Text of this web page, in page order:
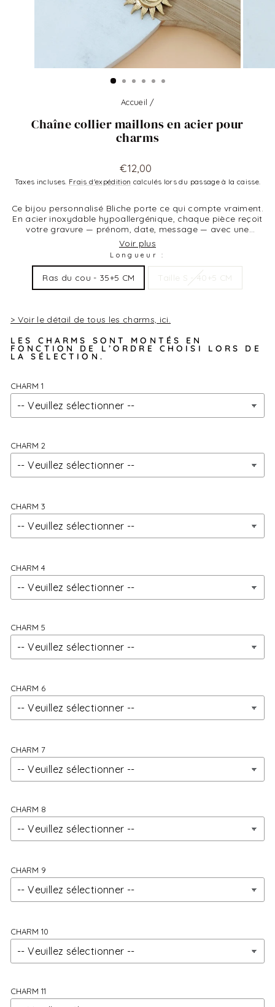
Accueil /
Chaîne collier maillons en acier pour
charms
Prix
régulier
€12,00
Taxes incluses. Frais d'expédition calculés lors du passage à la caisse.
Ce bijou personnalisé Bliche porte ce qui compte vraiment.
En acier inoxydable hypoallergénique, chaque pièce reçoit
votre gravure — prénom, date, message — avec une
précision remarquable. Résistant à l'eau, à l'oxydation et
aux gestes du quotidien. Idéal comme cadeau original
pour un anniversaire, une naissance ou toute occasion
à offrir.
Voir plus
Longueur :
Ras du cou - 35+5 CM Taille S - 40+5 CM
> Voir le détail de tous les charms, ici.
LES CHARMS SONT MONTÉS EN
FONCTION DE L’ORDRE CHOISI LORS DE
LA SÉLECTION.
CHARM 1
CHARM 2
CHARM 3
CHARM 4
CHARM 5
CHARM 6
CHARM 7
CHARM 8
CHARM 9
CHARM 10
CHARM 11